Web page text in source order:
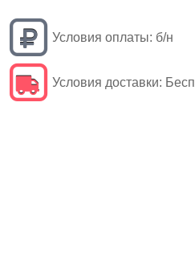
Условия оплаты: б/н
Условия доставки: